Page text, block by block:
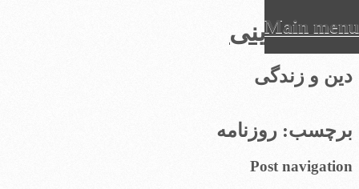
عرفان دینی
دین و زندگی
Main menu
to
content
برچسب: روزنامه
Post navigation